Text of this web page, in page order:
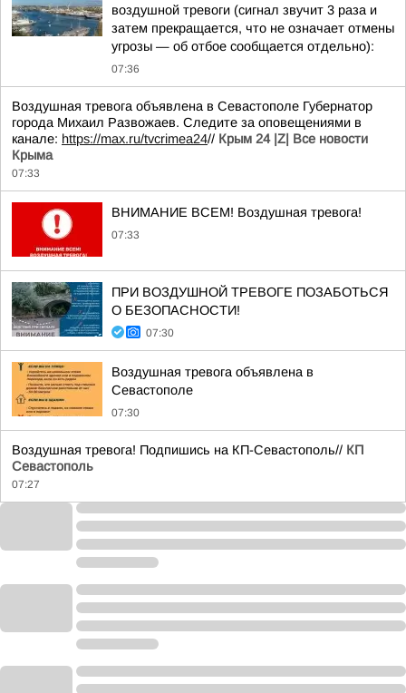
воздушной тревоги (сигнал звучит 3 раза и
затем прекращается, что не означает отмены
угрозы — об отбое сообщается отдельно):
07:36
Воздушная тревога объявлена в Севастополе Губернатор
города Михаил Развожаев. Следите за оповещениями в
канале: https://max.ru/tvcrimea24// Крым 24 |Z| Все новости
Крыма
07:33
ВНИМАНИЕ ВСЕМ! Воздушная тревога!
07:33
ПРИ ВОЗДУШНОЙ ТРЕВОГЕ ПОЗАБОТЬСЯ
О БЕЗОПАСНОСТИ!
07:30
Воздушная тревога объявлена в
Севастополе
07:30
Воздушная тревога! Подпишись на КП-Севастополь// КП
Севастополь
07:27